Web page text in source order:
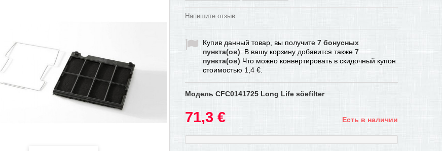
Напишите отзыв
Купив данный товар, вы получите 7 бонусных
пункта(ов) . В вашу корзину добавится также 7
пункта(ов) Что можно конвертировать в скидочный купон
стоимостью 1,4 €
Модель CFC0141725 Long Life söefilter
71,3 € Есть в наличии